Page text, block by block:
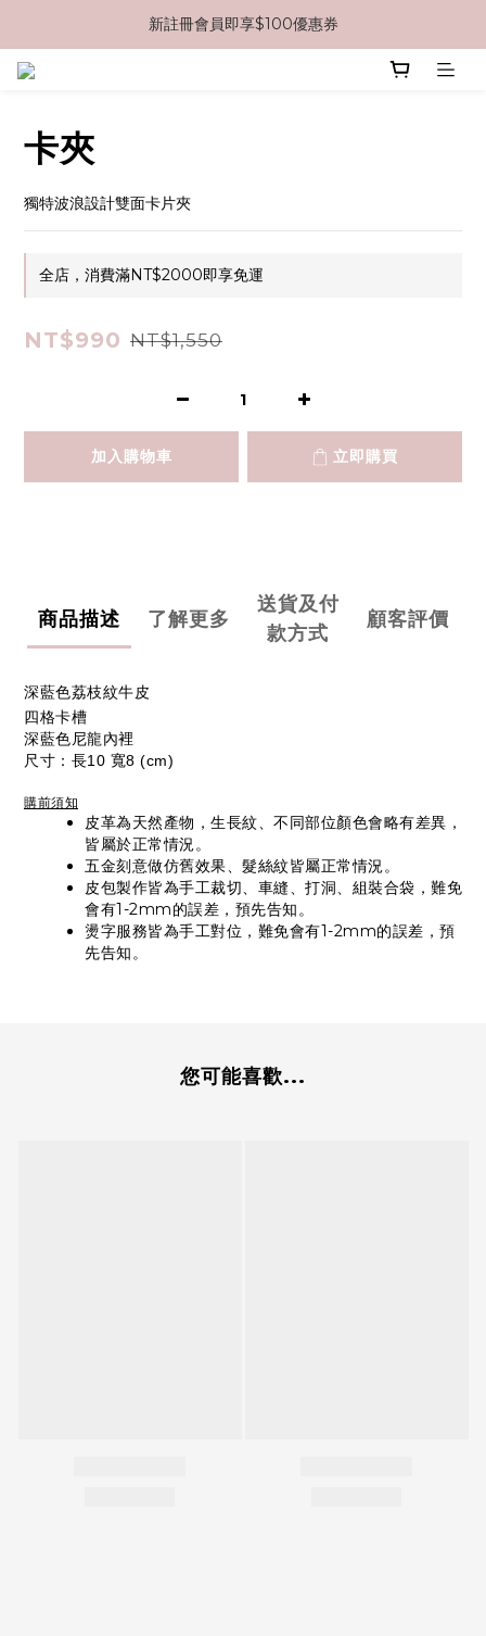
消費滿$2000免運
新註冊會員即享$100優惠券
卡夾
獨特波浪設計雙面卡片夾
全店，消費滿NT$2000即享免運
NT$990 NT$1,550
加入購物車 立即購買
商品描述 了解更多
送貨及付
款方式
顧客評價
深藍色荔枝紋牛皮
四格卡槽
深藍色尼龍內裡
尺寸：長10 寬8 (cm)
購前須知
皮革為天然產物，生長紋、不同部位顏色會略有差異，
皆屬於正常情況。
五金刻意做仿舊效果、髮絲紋皆屬正常情況。
皮包製作皆為手工裁切、車縫、打洞、組裝合袋，難免
會有1-2mm的誤差，預先告知。
燙字服務皆為手工對位，難免會有1-2mm的誤差，預
先告知。
您可能喜歡...